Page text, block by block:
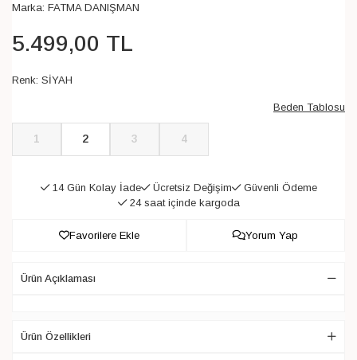
Marka: FATMA DANIŞMAN
5.499,00 TL
Renk: SİYAH
Beden Tablosu
1 2 3 4
14 Gün Kolay İade Ücretsiz Değişim
Güvenli Ödeme
24 saat içinde kargoda
Favorilere Ekle Yorum Yap
Ürün Açıklaması
Ürün Özellikleri